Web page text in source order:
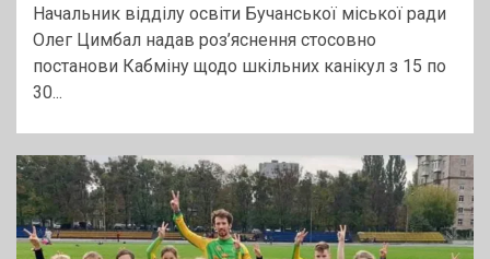
Начальник відділу освіти Бучанської міської ради
Олег Цимбал надав роз’яснення стосовно
постанови Кабміну щодо шкільних канікул з 15 по
30...